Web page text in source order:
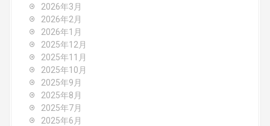
2026年3月
2026年2月
2026年1月
2025年12月
2025年11月
2025年10月
2025年9月
2025年8月
2025年7月
2025年6月